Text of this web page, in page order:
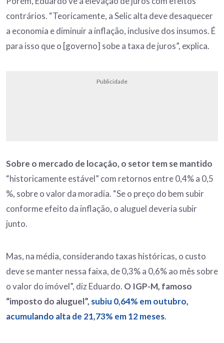
contrários. “Teoricamente, a Selic alta deve desaquecer
a economia e diminuir a inflação, inclusive dos insumos. É
para isso que o [governo] sobe a taxa de juros”, explica.
Publicidade
Sobre o mercado de locação, o setor tem se mantido
“historicamente estável” com retornos entre 0,4% a 0,5
%, sobre o valor da moradia. “Se o preço do bem subir
conforme efeito da inflação, o aluguel deveria subir
junto.
Mas, na média, considerando taxas históricas, o custo
deve se manter nessa faixa, de 0,3% a 0,6% ao mês sobre
o valor do imóvel”, diz Eduardo. O IGP-M, famoso
“imposto do aluguel”, subiu 0,64% em outubro,
acumulando alta de 21,73% em 12 meses.